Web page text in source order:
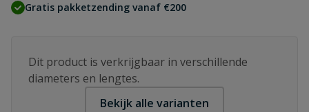
Gratis pakketzending vanaf €200
Dit product is verkrijgbaar in verschillende
diameters en lengtes.
Bekijk alle varianten